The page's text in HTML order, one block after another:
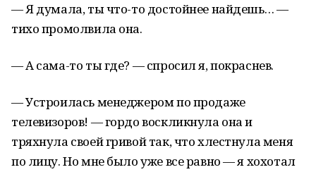
— Я думала, ты что-то достойнее найдешь… —
тихо промолвила она.
— А сама-то ты где? — спросил я, покраснев.
— Устроилась менеджером по продаже
телевизоров! — гордо воскликнула она и
тряхнула своей гривой так, что хлестнула меня
по лицу. Но мне было уже все равно — я хохотал